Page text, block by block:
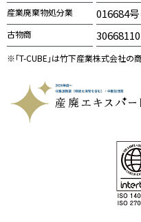
産業廃棄物処分業
016684号
古物商
※「T-CUBE」は竹下産業株式会社の